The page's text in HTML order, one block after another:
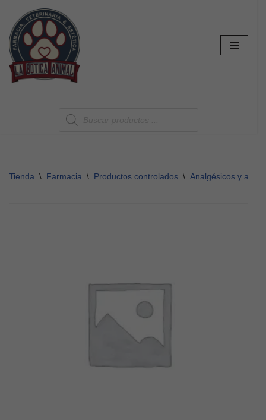
Saltar
al
contenido
Tienda \ Farmacia \ Productos controlados \ Analgésicos y